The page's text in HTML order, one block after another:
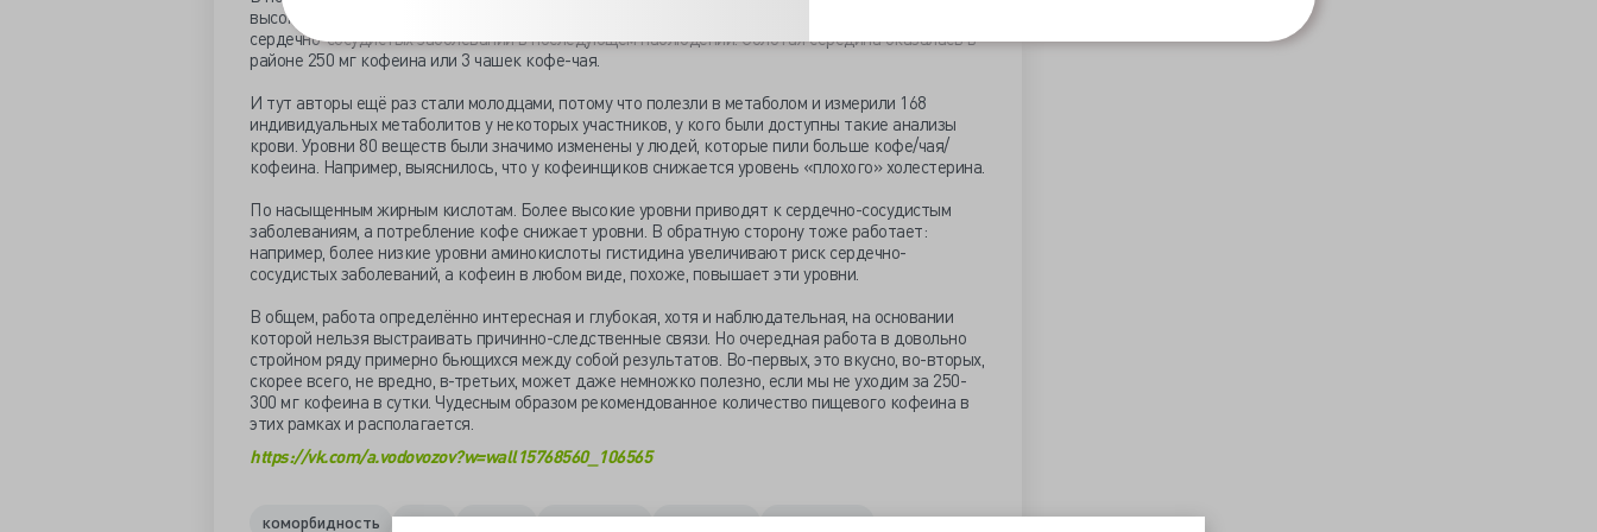
высоким уровнем потребления кофе, чая или просто кофеина всё равно имели 40%-е снижение
сердечно-сосудистых заболеваний в последующем наблюдении. Золотая середина оказалась в
районе 250 мг кофеина или 3 чашек кофе-чая.
И тут авторы ещё раз стали молодцами, потому что полезли в метаболом и измерили 168
индивидуальных метаболитов у некоторых участников, у кого были доступны такие анализы
крови. Уровни 80 веществ были значимо изменены у людей, которые пили больше кофе/чая/
кофеина. Например, выяснилось, что у кофеинщиков снижается уровень «плохого» холестерина.
По насыщенным жирным кислотам. Более высокие уровни приводят к сердечно-сосудистым
заболеваниям, а потребление кофе снижает уровни. В обратную сторону тоже работает:
например, более низкие уровни аминокислоты гистидина увеличивают риск сердечно-
сосудистых заболеваний, а кофеин в любом виде, похоже, повышает эти уровни.
В общем, работа определённо интересная и глубокая, хотя и наблюдательная, на основании
которой нельзя выстраивать причинно-следственные связи. Но очередная работа в довольно
стройном ряду примерно бьющихся между собой результатов. Во-первых, это вкусно, во-вторых,
скорее всего, не вредно, в-третьих, может даже немножко полезно, если мы не уходим за 250-
300 мг кофеина в сутки. Чудесным образом рекомендованное количество пищевого кофеина в
этих рамках и располагается.
https://vk.com/a.vodovozov?w=wall15768560_106565
коморбидность кофе кофеин метаболизм метаболом наблюдение